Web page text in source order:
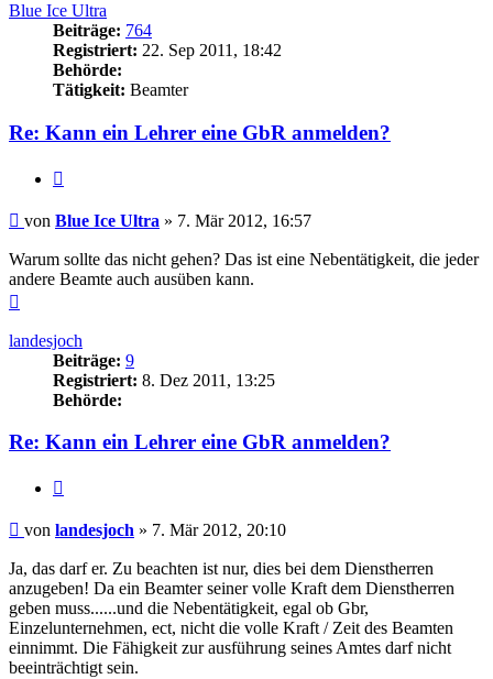
Blue Ice Ultra
Beiträge: 764
Registriert: 22. Sep 2011, 18:42
Behörde:
Tätigkeit: Beamter
Re: Kann ein Lehrer eine GbR anmelden?
Beitrag
von Blue Ice Ultra » 7. Mär 2012, 16:57
Warum sollte das nicht gehen? Das ist eine Nebentätigkeit, die jeder
andere Beamte auch ausüben kann.
landesjoch
Beiträge: 9
Registriert: 8. Dez 2011, 13:25
Behörde:
Re: Kann ein Lehrer eine GbR anmelden?
Beitrag
von landesjoch » 7. Mär 2012, 20:10
Ja, das darf er. Zu beachten ist nur, dies bei dem Dienstherren
anzugeben! Da ein Beamter seiner volle Kraft dem Dienstherren
geben muss......und die Nebentätigkeit, egal ob Gbr,
Einzelunternehmen, ect, nicht die volle Kraft / Zeit des Beamten
einnimmt. Die Fähigkeit zur ausführung seines Amtes darf nicht
beeinträchtigt sein.